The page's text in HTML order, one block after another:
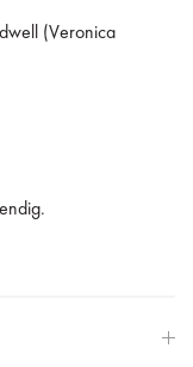
(Veronica